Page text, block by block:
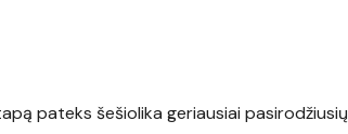
pateks šešiolika geriausiai pasirodžiusių